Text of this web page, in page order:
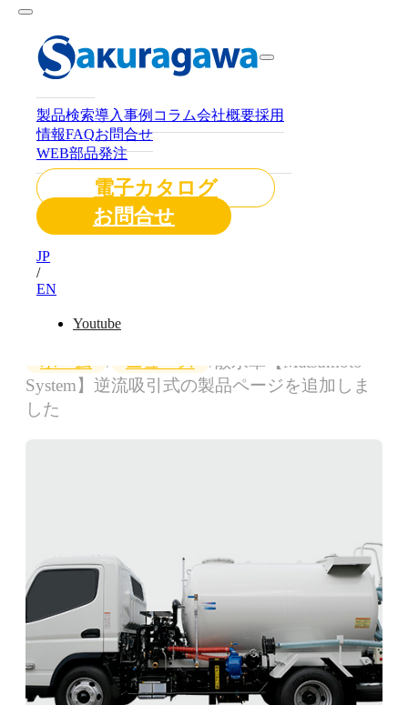
製品検索導入事例 コラム会社概要採用
情報FAQお問合せ
WEB部品発注
電子カタログ
お問合せ
JP
/
EN
Youtube
System】逆流
吸引式の製品
ページを追加
しました
ホーム / ニュース / 散水車【Matsumoto
System】逆流吸引式の製品ページを追加しま
した